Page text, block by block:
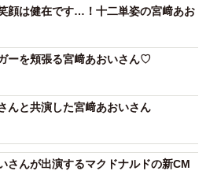
顔は健在です…！十二単姿の宮﨑あお
ーを頬張る宮﨑あおいさん♡
んと共演した宮﨑あおいさん
さんが出演するマクドナルドの新CM